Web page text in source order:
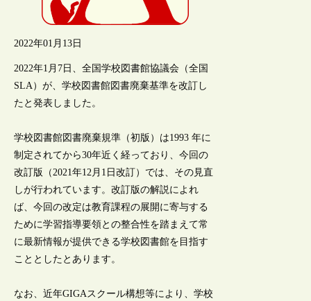
2022年01月13日
2022年1月7日、全国学校図書館協議会（全国
SLA）が、学校図書館図書廃棄基準を改訂し
たと発表しました。
学校図書館図書廃棄規準（初版）は1993 年に
制定されてから30年近く経っており、今回の
改訂版（2021年12月1日改訂）では、その見直
しが行われています。改訂版の解説によれ
ば、今回の改定は教育課程の展開に寄与する
ために学習指導要領との整合性を踏まえて常
に最新情報が提供できる学校図書館を目指す
こととしたとあります。
なお、近年GIGAスクール構想等により、学校